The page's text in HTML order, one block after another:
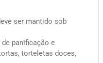
ser mantido sob
panificação e
torteletas doces,